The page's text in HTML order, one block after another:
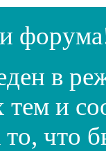
в
тем и
то, что